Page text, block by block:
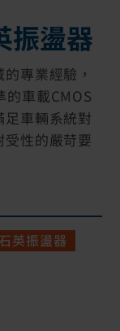
振盪器
專業經驗，
的車載CMOS
車輛系統對
性的嚴苛要
英振盪器